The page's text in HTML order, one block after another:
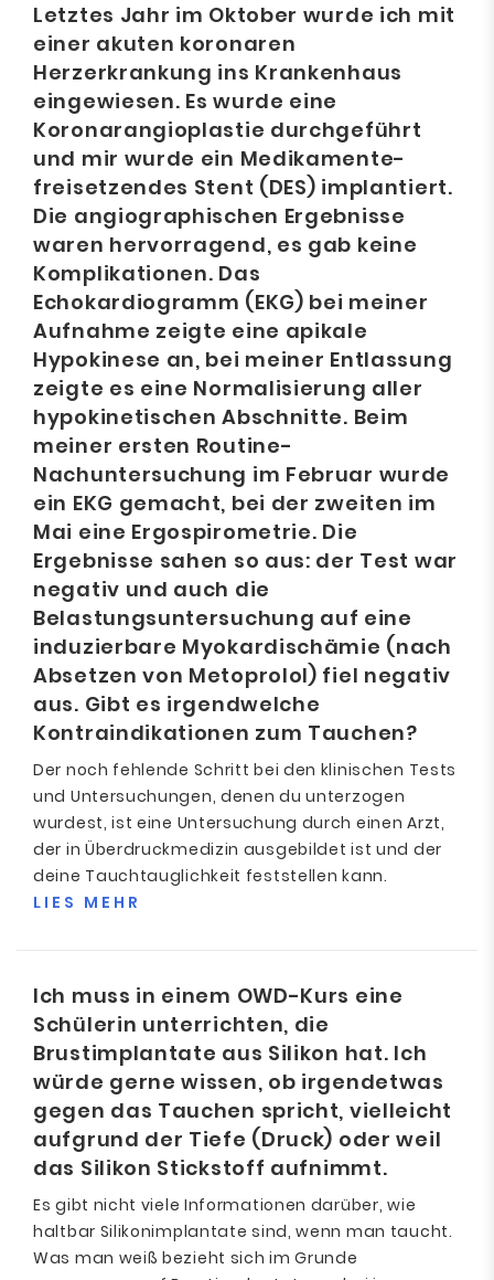
Letztes Jahr im Oktober wurde ich mit
einer akuten koronaren
Herzerkrankung ins Krankenhaus
eingewiesen. Es wurde eine
Koronarangioplastie durchgeführt
und mir wurde ein Medikamente-
freisetzendes Stent (DES) implantiert.
Die angiographischen Ergebnisse
waren hervorragend, es gab keine
Komplikationen. Das
Echokardiogramm (EKG) bei meiner
Aufnahme zeigte eine apikale
Hypokinese an, bei meiner Entlassung
zeigte es eine Normalisierung aller
hypokinetischen Abschnitte. Beim
meiner ersten Routine-
Nachuntersuchung im Februar wurde
ein EKG gemacht, bei der zweiten im
Mai eine Ergospirometrie. Die
Ergebnisse sahen so aus: der Test war
negativ und auch die
Belastungsuntersuchung auf eine
induzierbare Myokardischämie (nach
Absetzen von Metoprolol) fiel negativ
aus. Gibt es irgendwelche
Kontraindikationen zum Tauchen?
Der noch fehlende Schritt bei den klinischen Tests
und Untersuchungen, denen du unterzogen
wurdest, ist eine Untersuchung durch einen Arzt,
der in Überdruckmedizin ausgebildet ist und der
deine Tauchtauglichkeit feststellen kann.
LIES MEHR
Ich muss in einem OWD-Kurs eine
Schülerin unterrichten, die
Brustimplantate aus Silikon hat. Ich
würde gerne wissen, ob irgendetwas
gegen das Tauchen spricht, vielleicht
aufgrund der Tiefe (Druck) oder weil
das Silikon Stickstoff aufnimmt.
Es gibt nicht viele Informationen darüber, wie
haltbar Silikonimplantate sind, wenn man taucht.
Was man weiß bezieht sich im Grunde